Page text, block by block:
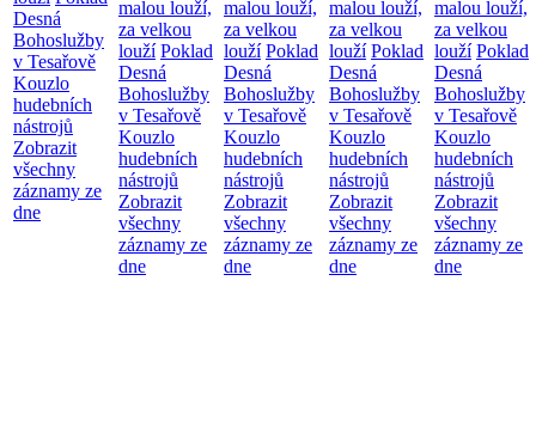
Desná
Bohoslužby
v Tesařově
Kouzlo
hudebních
nástrojů
Zobrazit
všechny
záznamy ze
dne
malou louží,
za velkou
louží Poklad
Desná
Bohoslužby
v Tesařově
Kouzlo
hudebních
nástrojů
Zobrazit
všechny
záznamy ze
dne
malou louží,
za velkou
louží Poklad
Desná
Bohoslužby
v Tesařově
Kouzlo
hudebních
nástrojů
Zobrazit
všechny
záznamy ze
dne
malou louží,
za velkou
louží Poklad
Desná
Bohoslužby
v Tesařově
Kouzlo
hudebních
nástrojů
Zobrazit
všechny
záznamy ze
dne
malou louží,
za velkou
louží Poklad
Desná
Bohoslužby
v Tesařově
Kouzlo
hudebních
nástrojů
Zobrazit
všechny
záznamy ze
dne